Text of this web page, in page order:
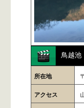
鳥越池
所在地
アクセス